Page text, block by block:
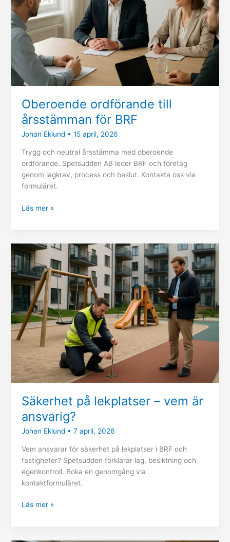
Oberoende ordförande till
årsstämman för BRF
Johan Eklund • 15 april, 2026
Trygg och neutral årsstämma med oberoende
ordförande. Spetsudden AB leder BRF och företag
genom lagkrav, process och beslut. Kontakta oss via
formuläret.
BRF
Läs mer »
Säkerhet på lekplatser – vem är
ansvarig?
Johan Eklund • 7 april, 2026
Vem ansvarar för säkerhet på lekplatser i BRF och
fastigheter? Spetsudden förklarar lag, besiktning och
egenkontroll. Boka en genomgång via
kontaktformuläret.
Säkerhet
på
lekplatser
–
vem
är
ansvarig?
Läs mer »